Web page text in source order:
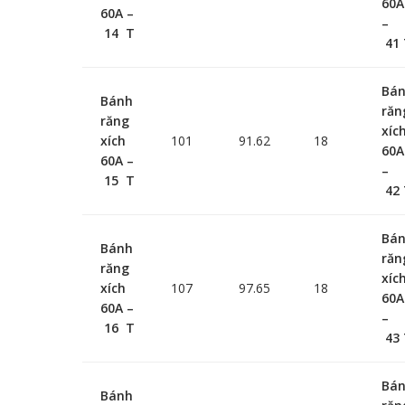
60A –
14 T
–
41
Bánh
răng
xích
60A –
15 T
101 91.62 18
xích
60A
–
42
Bánh
răng
xích
60A –
16 T
107 97.65 18
xích
60A
–
43
Bánh